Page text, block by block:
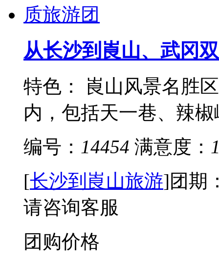
从长沙到崀山、武冈
特色： 崀山风景名胜
内，包括天一巷、辣
编号： 14454 满意度：
[长沙到崀山旅游]团期
请咨询客服
团购价格